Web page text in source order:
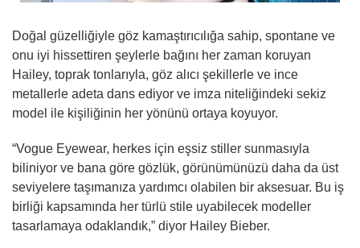
Doğal güzelliğiyle göz kamaştırıcılığa sahip, spontane ve
onu iyi hissettiren şeylerle bağını her zaman koruyan
Hailey, toprak tonlarıyla, göz alıcı şekillerle ve ince
metallerle adeta dans ediyor ve imza niteliğindeki sekiz
model ile kişiliğinin her yönünü ortaya koyuyor.
“Vogue Eyewear, herkes için eşsiz stiller sunmasıyla
biliniyor ve bana göre gözlük, görünümünüzü daha da üst
seviyelere taşımanıza yardımcı olabilen bir aksesuar. Bu iş
birliği kapsamında her türlü stile uyabilecek modeller
tasarlamaya odaklandık,” diyor Hailey Bieber.